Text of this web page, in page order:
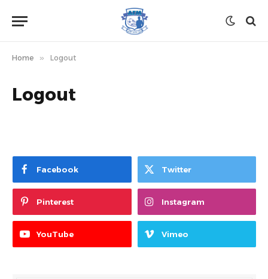
Home » Logout
Logout
Facebook Twitter
Pinterest Instagram
YouTube Vimeo